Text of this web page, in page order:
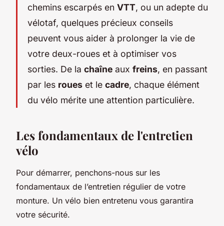
chemins escarpés en VTT, ou un adepte du
vélotaf, quelques précieux conseils
peuvent vous aider à prolonger la vie de
votre deux-roues et à optimiser vos
sorties. De la chaîne aux freins, en passant
par les roues et le cadre, chaque élément
du vélo mérite une attention particulière.
Les fondamentaux de l'entretien
vélo
Pour démarrer, penchons-nous sur les
fondamentaux de l’entretien régulier de votre
monture. Un vélo bien entretenu vous garantira
votre sécurité.